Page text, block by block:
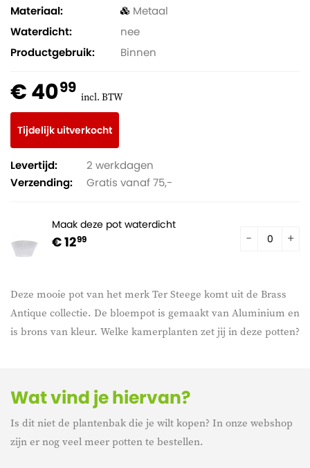
Deze mooie pot van het merk Ter Steege komt uit de Brass
Antique collectie. De bloempot is gemaakt van Aluminium en
is brons van kleur. Welke kamerplanten zet jij in deze potten?
Materiaal
Metaal
Waterdicht
nee
Productgebruik
Binnen
€ 4099 incl. BTW
Tijdelijk uitverkocht
Levertijd:
2 werkdagen
Verzending:
Gratis vanaf 75,-
Maak deze pot waterdicht
€ 1299
Wat vind je hiervan?
Is dit niet de plantenbak die je wilt kopen? In onze webshop
zijn er nog veel meer potten te bestellen.